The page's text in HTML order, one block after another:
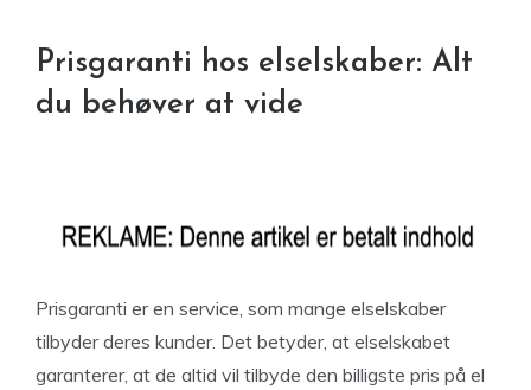
Prisgaranti hos elselskaber: Alt
du behøver at vide
Prisgaranti er en service, som mange elselskaber
tilbyder deres kunder. Det betyder, at elselskabet
garanterer, at de altid vil tilbyde den billigste pris på el